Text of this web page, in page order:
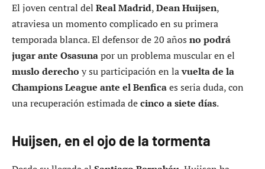
El joven central del Real Madrid,Dean Huijsen,
atraviesa un momento complicado en su primera
temporada blanca. El defensor de 20 años no podrá
jugar ante Osasunapor un problema muscular en el
muslo derecho y su participación en lavuelta de la
Champions League ante el Benficaes seria duda, con
una recuperación estimada decinco a siete días.
Huijsen, en el ojo de la tormenta